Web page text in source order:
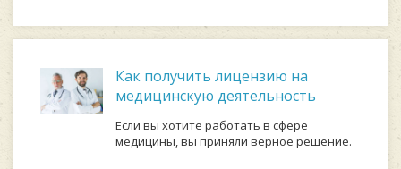
Как получить лицензию на
медицинскую деятельность
Если вы хотите работать в сфере
медицины, вы приняли верное решение.